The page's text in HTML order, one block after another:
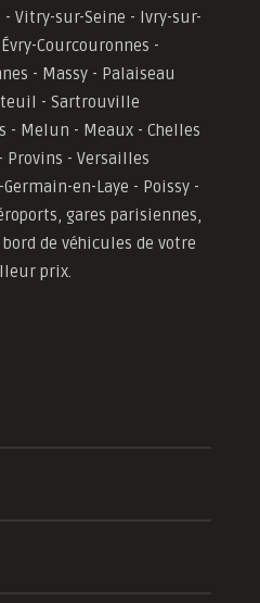
- Vitry-sur-Seine - Ivry-sur-
Courcouronnes -
- Massy - Palaiseau
- Sartrouville
- Melun - Meaux - Chelles
Provins - Versailles
en-Laye - Poissy -
gares parisiennes,
de véhicules de votre
prix.